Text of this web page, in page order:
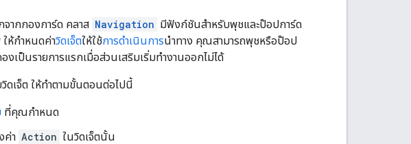
จากกองการ์ด คลาส Navigation มีฟังก์ชันสำหรับพุชและป๊อปการ์ด
ให้กำหนดค่าวิดเจ็ตให้ใช้การดำเนินการนำทาง คุณสามารถพุชหรือป๊อป
เป็นรายการแรกเมื่อส่วนเสริมเริ่มทำงานออกไม่ได้
ดเจ็ต ให้ทำตามขั้นตอนต่อไปนี้
ที่คุณกำหนด
ค่า Action ในวิดเจ็ตนั้น